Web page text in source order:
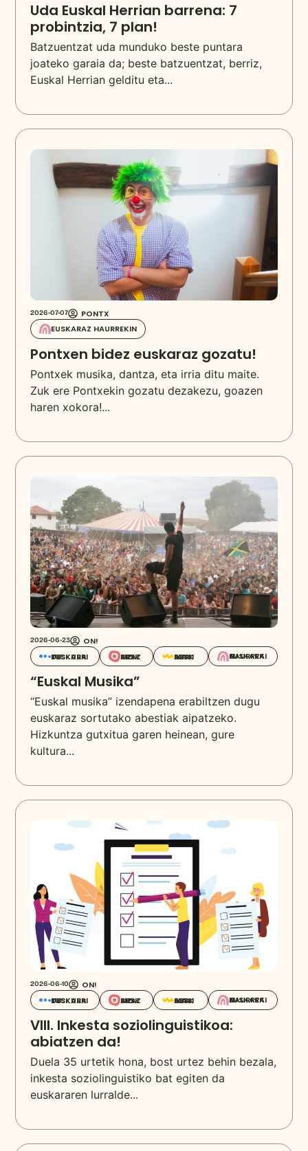
Uda Euskal Herrian barrena: 7
probintzia, 7 plan!
Batzuentzat uda munduko beste puntara
joateko garaia da; beste batzuentzat, berriz,
Euskal Herrian gelditu eta...
2026-07-07
PONTX
EUSKARAZ HAURREKIN
Pontxen bidez euskaraz gozatu!
Pontxek musika, dantza, eta irria ditu maite.
Zuk ere Pontxekin gozatu dezakezu, goazen
haren xokora!...
2026-06-23
ON!
EUSKARA DESKUBRITU
EUSKARAZ BIZI EUSKARA IKASI EUSKARAZ HAURREKIN
“Euskal Musika”
“Euskal musika” izendapena erabiltzen dugu
euskaraz sortutako abestiak aipatzeko.
Hizkuntza gutxitua garen heinean, gure
kultura...
2026-06-10
ON!
EUSKARA DESKUBRITU
EUSKARAZ BIZI EUSKARA IKASI EUSKARAZ HAURREKIN
VIII. Inkesta soziolinguistikoa:
abiatzen da!
Duela 35 urtetik hona, bost urtez behin bezala,
inkesta soziolinguistiko bat egiten da
euskararen lurralde...